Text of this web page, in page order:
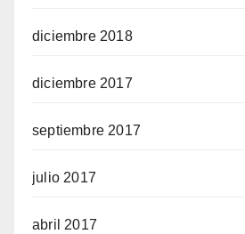
diciembre 2018
diciembre 2017
septiembre 2017
julio 2017
abril 2017